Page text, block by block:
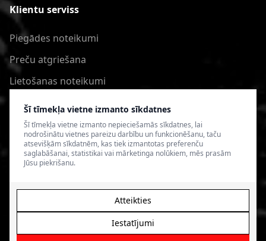
Šī tīmekļa vietne izmanto sīkdatnes
Šī tīmekļa vietne izmanto nepieciešamās sīkdatnes, lai
nodrošinātu vietnes pareizu darbību un funkcionēšanu, taču
atsevišķām sīkdatnēm, kas tiek izmantotas preferenču
saglabāšanai, statistikai vai mārketinga nolūkiem, mēs prasām
Jūsu piekrišanu.
Iestatījumi
Atteikties
Klientu serviss
Piegādes noteikumi
Preču atgriešana
Lietošanas noteikumi
Privātuma politika
© 2026 4SPEED.LV. Visas tiesības aizsargātas.
veikala izveide - Magecode.